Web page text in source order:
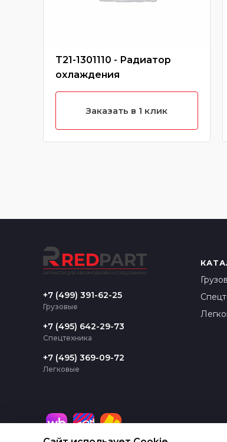
T21-1301110 - Радиатор
охлаждения
Заказать в 1 клик
+7 (499) 391-62-25
Грузовые
+7 (495) 642-29-73
Спецтехника
+7 (495) 369-09-72
Легковые